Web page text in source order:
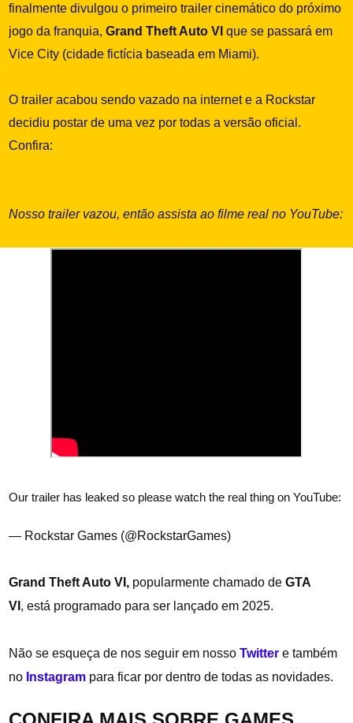
finalmente divulgou o primeiro trailer cinemático do próximo
jogo da franquia,Grand Theft Auto VI que se passará em
Vice City (cidade fictícia baseada em Miami).
O trailer acabou sendo vazado na internet e a Rockstar
decidiu postar de uma vez por todas a versão oficial.
Confira:
Nosso trailer vazou, então assista ao filme real no YouTube:
Our trailer has leaked so please watch the real thing on YouTube:
— Rockstar Games (@RockstarGames)
Grand Theft Auto VI, popularmente chamado deGTA
VI , está programado para ser lançado em 2025.
Não se esqueça de nos seguir em nossoTwitter e também
no Instagram para ficar por dentro de todas as novidades.